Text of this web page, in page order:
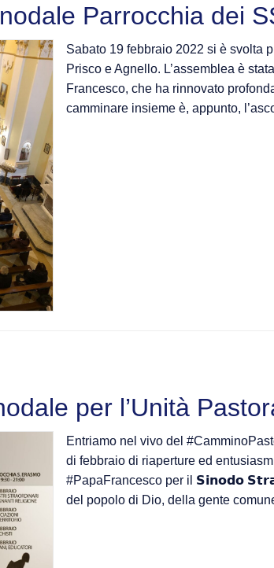
Parrocchia dei
Sabato 19 febbraio 2022 si è svolta
Prisco e Agnello. L’assemblea è
Francesco, che ha rinnovato
camminare insieme è, appunto,
per l’Unità
Entriamo nel vivo del
di febbraio di riaperture ed
#PapaFrancesco per il 𝗦𝗶𝗻𝗼𝗱𝗼
del popolo di Dio, della gente